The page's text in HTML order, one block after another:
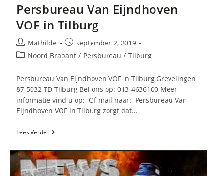
Persbureau Van Eijndhoven
VOF in Tilburg
Bericht
auteur:
Mathilde
Bericht
gepubliceerd
september 2, 2019
Berichtcategorie:
Noord Brabant / Persbureau / Tilburg
Persbureau Van Eijndhoven VOF in Tilburg Grevelingen
87 5032 TD Tilburg Bel ons op: 013-4636100 Meer
informatie vind u op: Of mail naar: Persbureau Van
Eijndhoven VOF in Tilburg zorgt dat…
Lees VerderPersbureau
Van
VOF
In
Tilburg